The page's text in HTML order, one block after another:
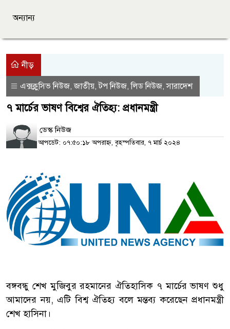
অন্যান্য
নীড়
এক্সক্লুসিভ নিউজ,জাতীয়,টপ নিউজ,লিড নিউজ,সারাদেশ
৭ মার্চের ভাষণ বিশ্বের ঐতিহ্য: প্রধানমন্ত্রী
ডেস্ক নিউজ
আপডেট: ০৭:৫০:১৮ অপরাহ্ন, বৃহস্পতিবার, ৭ মার্চ ২০২৪
বঙ্গবন্ধু শেখ মুজিবুর রহমানের ঐতিহাসিক ৭ মার্চের ভাষণ শুধু
আমাদের নয়, এটি বিশ্ব ঐতিহ্য বলে মন্তব্য করেছেন প্রধানমন্ত্রী
শেখ হাসিনা।